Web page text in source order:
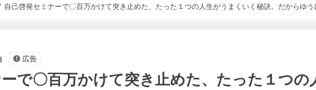
自己啓発セミナーで〇百万かけて突き止めた、たった１つの人生がうまくいく秘訣。だからゆう
広告
で〇百万かけて突き止めた、たった１つの